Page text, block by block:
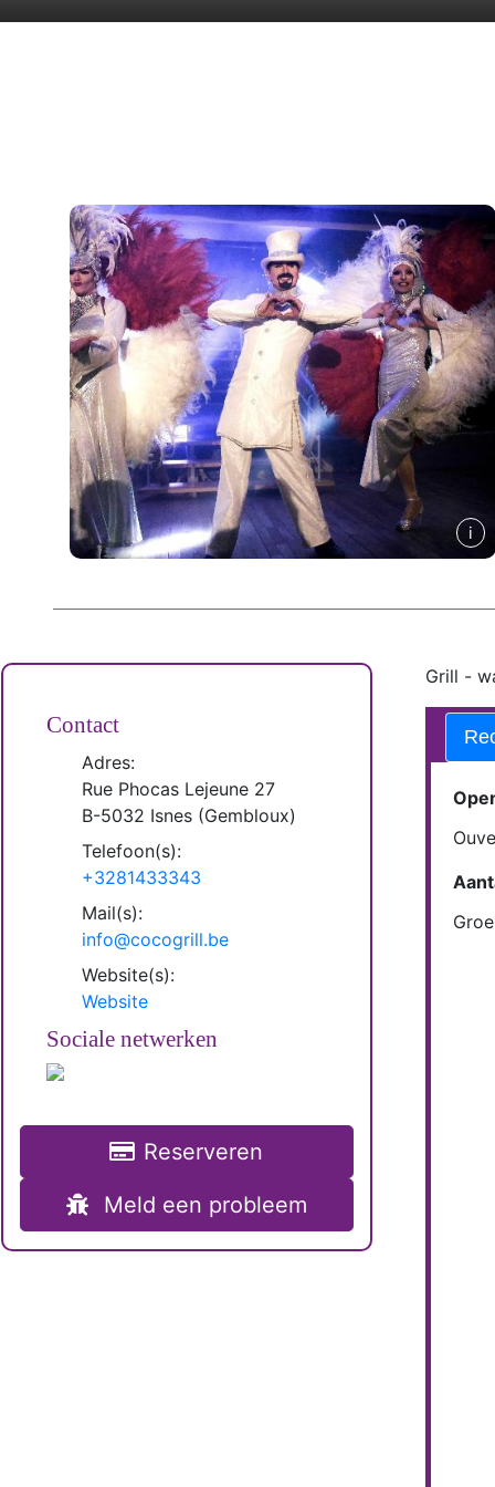
Contact
Adres:
Rue Phocas Lejeune 27
B-5032 Isnes (Gembloux)
Telefoon(s):
+3281433343
Mail(s):
info@cocogrill.be
Website(s):
Website
Sociale netwerken
Reserveren
Meld een probleem
Grill -